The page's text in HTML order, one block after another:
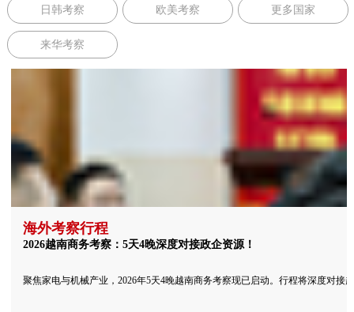
日韩考察 欧美考察 更多国家
来华考察
海外考察行程
2026越南商务考察：5天4晚深度对接政企资源！
聚焦家电与机械产业，2026年5天4晚越南商务考察现已启动。行程将深度对接